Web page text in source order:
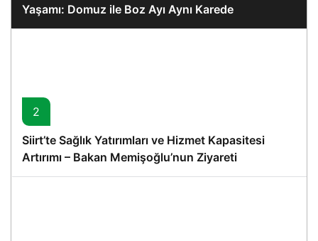
Yaşamı: Domuz ile Boz Ayı Aynı Karede
2
Siirt’te Sağlık Yatırımları ve Hizmet Kapasitesi
Artırımı – Bakan Memişoğlu’nun Ziyareti